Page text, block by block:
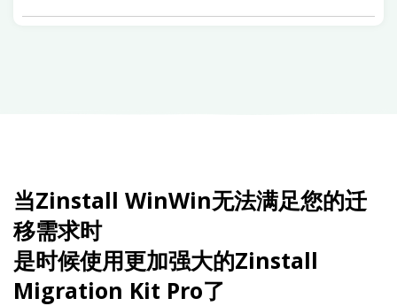
当Zinstall WinWin无法满足您的迁
移需求时
是时候使用更加强大的Zinstall
Migration Kit Pro了